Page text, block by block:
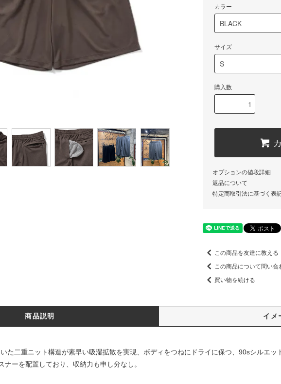
カラー
サイズ
購入数
オプションの値段詳細
返品について
特定商取引法に基づく表
この商品を友達に教える
この商品について問い合
買い物を続ける
商品説明 イメ
た二重ニット構造が素早い吸湿拡散を実現、ボディをつねにドライに保つ、90sシルエッ
ナーを配置しており、収納力も申し分なし。